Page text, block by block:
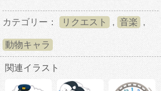
カテゴリー： リクエスト , 音楽 ,
動物キャラ
関連イラスト